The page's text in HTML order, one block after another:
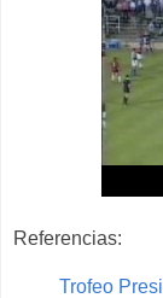
Referencias:
Trofeo